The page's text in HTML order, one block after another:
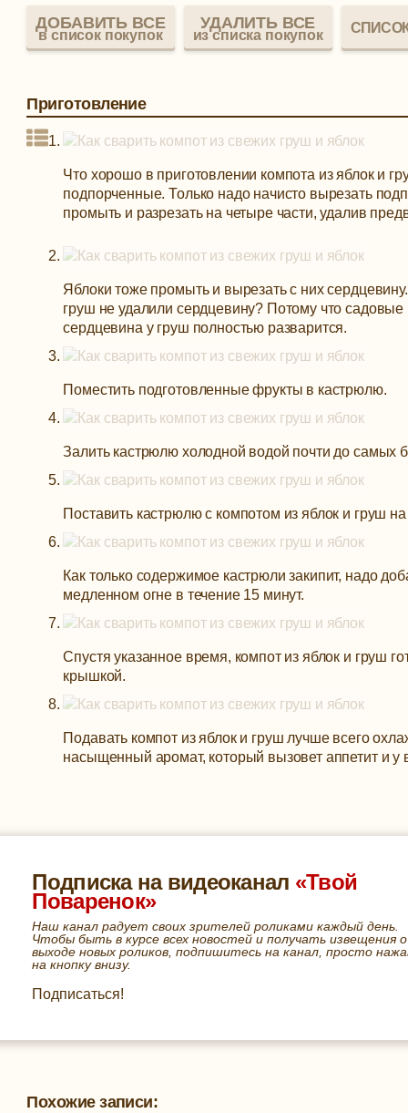
ДОБАВИТЬ ВСЕ
в список покупок
УДАЛИТЬ ВСЕ
из списка покупок
Приготовление
Что хорошо в приготовлении компота из яблок и
подпорченные. Только надо начисто вырезать
промыть и разрезать на четыре части, удалив
Яблоки тоже промыть и вырезать с них
груш не удалили сердцевину? Потому что
сердцевина у груш полностью разварится.
Поместить подготовленные фрукты в кастрюлю.
Залить кастрюлю холодной водой почти до самых
Поставить кастрюлю с компотом из яблок и груш
Как только содержимое кастрюли закипит, надо
медленном огне в течение 15 минут.
Спустя указанное время, компот из яблок и груш
крышкой.
Подавать компот из яблок и груш лучше всего
насыщенный аромат, который вызовет аппетит и у
Подписка на видеоканал «Твой
Поваренок»
Наш канал радует своих зрителей роликами каждый день.
Чтобы быть в курсе всех новостей и получать извещения о
выходе новых роликов, подпишитесь на канал, просто
на кнопку внизу.
Подписаться!
Похожие записи: